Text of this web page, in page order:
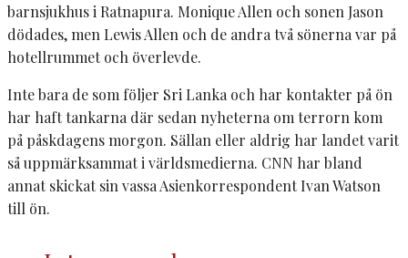
barnsjukhus i Ratnapura. Monique Allen och sonen Jason
dödades, men Lewis Allen och de andra två sönerna var på
hotellrummet och överlevde.
Inte bara de som följer Sri Lanka och har kontakter på ön
har haft tankarna där sedan nyheterna om terrorn kom
på påskdagens morgon. Sällan eller aldrig har landet varit
så uppmärksammat i världsmedierna. CNN har bland
annat skickat sin vassa Asienkorrespondent Ivan Watson
till ön.